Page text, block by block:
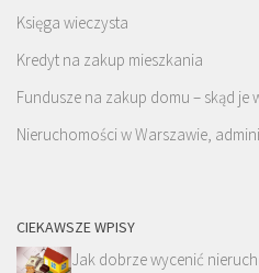
Księga wieczysta
Kredyt na zakup mieszkania
Fundusze na zakup domu – skąd je
Nieruchomości w Warszawie,
CIEKAWSZE WPISY
Jak dobrze wycenić